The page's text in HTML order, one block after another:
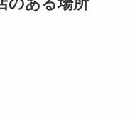
のある場所